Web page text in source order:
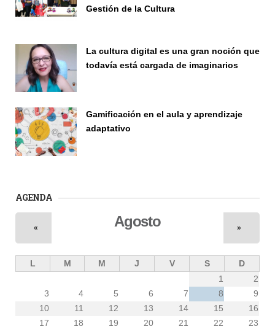
Gestión de la Cultura
La cultura digital es una gran noción que
todavía está cargada de imaginarios
Gamificación en el aula y aprendizaje
adaptativo
AGENDA
Agosto
« »
L M M J V S
D
1
2
3
4 5 6 7 8
9
10
11 12 13 14 15
16
17
18 19 20 21 22
23